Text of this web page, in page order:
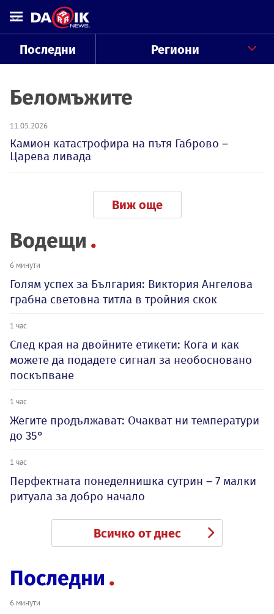
Последни Региони
Беломъжите
11.05.2026
Камион катастрофира на пътя Габрово –
Царева ливада
Виж още
Водещи
6 минути
Голям успех за България: Виктория Ангелова
грабна световна титла в тройния скок
1 час
След края на двойните етикети: Кога и как
можете да подадете сигнал за необосновано
поскъпване
1 час
Жегите продължават: Очакват ни температури
до 35°
1 час
Перфектната понеделнишка сутрин – 7 малки
ритуала за добро начало
Всичко от днес
Последни
6 минути